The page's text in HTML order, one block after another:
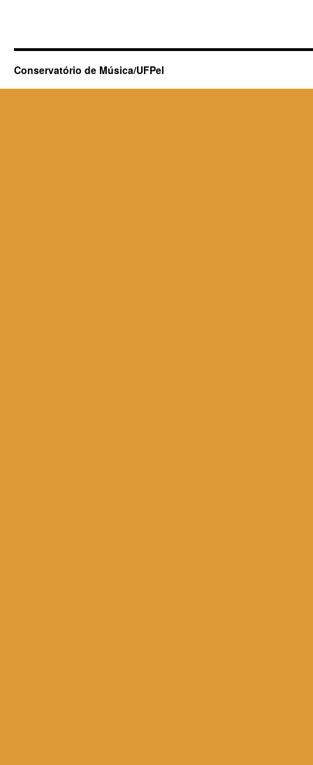
Conservatório de Música/UFPel